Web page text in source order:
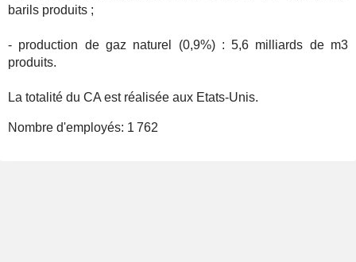
barils produits ;
- production de gaz naturel (0,9%) : 5,6 milliards de m3
produits.
La totalité du CA est réalisée aux Etats-Unis.
Nombre d'employés: 1 762